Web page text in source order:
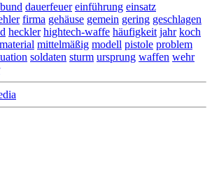
bund dauerfeuer einführung einsatz
firma gehäuse gemein gering geschlagen
heckler hightech-waffe häufigkeit jahr koch
material mittelmäßig modell pistole problem
soldaten sturm ursprung waffen wehr